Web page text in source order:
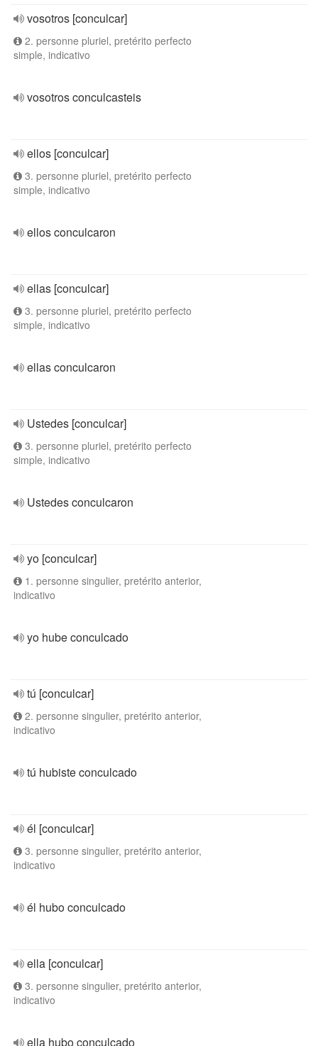
vosotros [conculcar]
2. personne pluriel, pretérito perfecto
simple, indicativo
vosotros conculcasteis
ellos [conculcar]
3. personne pluriel, pretérito perfecto
simple, indicativo
ellos conculcaron
ellas [conculcar]
3. personne pluriel, pretérito perfecto
simple, indicativo
ellas conculcaron
Ustedes [conculcar]
3. personne pluriel, pretérito perfecto
simple, indicativo
Ustedes conculcaron
yo [conculcar]
1. personne singulier, pretérito anterior,
indicativo
yo hube conculcado
tú [conculcar]
2. personne singulier, pretérito anterior,
indicativo
tú hubiste conculcado
él [conculcar]
3. personne singulier, pretérito anterior,
indicativo
él hubo conculcado
ella [conculcar]
3. personne singulier, pretérito anterior,
indicativo
ella hubo conculcado